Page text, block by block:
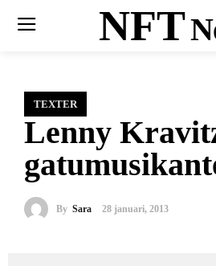
NFT
TEXTER
Lenny
By Sara 28 januari, 2013